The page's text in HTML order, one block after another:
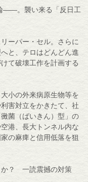
――。襲い来る「反日工
ーパー・セル。さらに
と、テロはどんどん進
て破壊工作を計画する
小の外来病原生物等を
害対立をかきたて、社
菌（ばいきん）型」の
港、長大トンネル内な
の麻痺と信用低落を狙
か？ 一読震撼の対策